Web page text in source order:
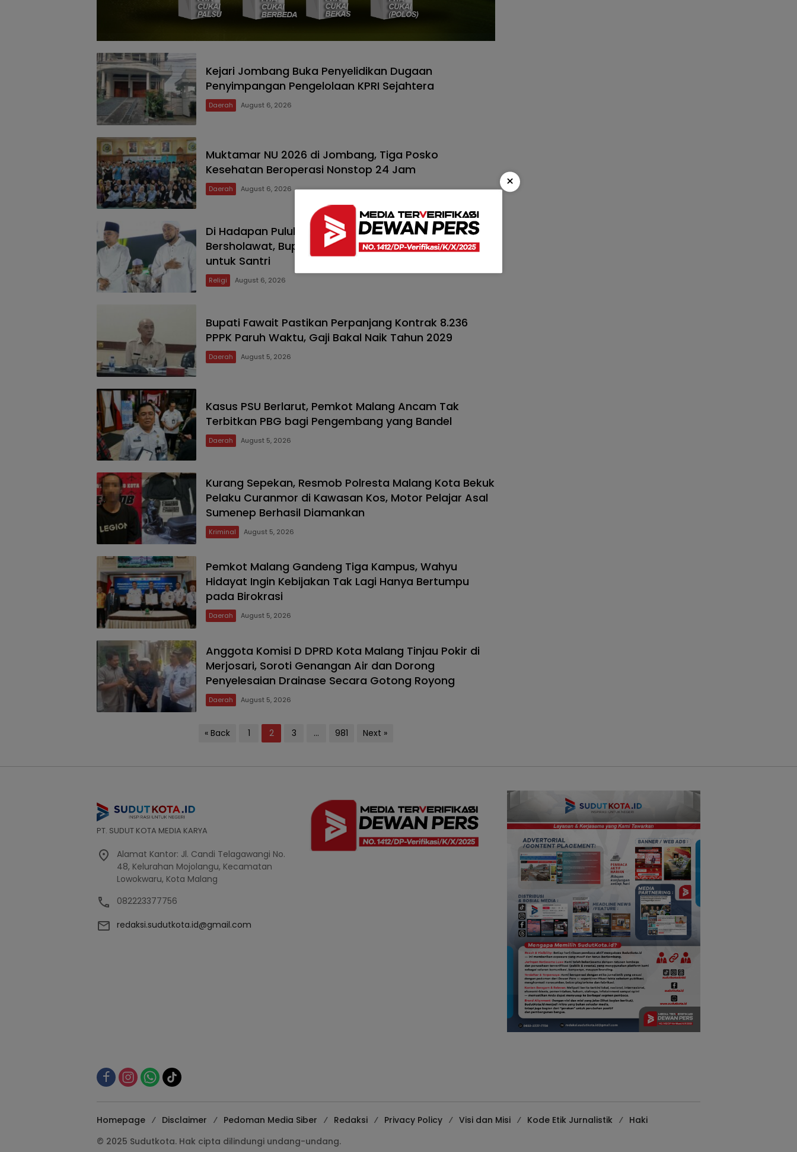
Kejari Jombang Buka Penyelidikan Dugaan
Penyimpangan Pengelolaan KPRI Sejahtera
Daerah August 6, 2026
Muktamar NU 2026 di Jombang, Tiga Posko
Kesehatan Beroperasi Nonstop 24 Jam
Daerah August 6, 2026
SUDUT
KOTA
Di Hadapan Puluhan Ribu Jamaah Jember
Bersholawat, Bupati Fawait Sosialisasikan Beasiswa
untuk Santri
Religi August 6, 2026
Bupati Fawait Pastikan Perpanjang Kontrak 8.236
PPPK Paruh Waktu, Gaji Bakal Naik Tahun 2029
Daerah August 5, 2026
Kasus PSU Berlarut, Pemkot Malang Ancam Tak
Terbitkan PBG bagi Pengembang yang Bandel
Daerah August 5, 2026
Kurang Sepekan, Resmob Polresta Malang Kota Bekuk
Pelaku Curanmor di Kawasan Kos, Motor Pelajar Asal
Sumenep Berhasil Diamankan
Kriminal August 5, 2026
Pemkot Malang Gandeng Tiga Kampus, Wahyu
Hidayat Ingin Kebijakan Tak Lagi Hanya Bertumpu
pada Birokrasi
Daerah August 5, 2026
Anggota Komisi D DPRD Kota Malang Tinjau Pokir di
Merjosari, Soroti Genangan Air dan Dorong
Penyelesaian Drainase Secara Gotong Royong
Daerah August 5, 2026
« Back 1 2 3 … 981 Next »
PT. SUDUT KOTA MEDIA KARYA
Alamat Kantor: Jl. Candi Telagawangi No.
48, Kelurahan Mojolangu, Kecamatan
Lowokwaru, Kota Malang
082223377756
redaksi.sudutkota.id@gmail.com
Homepage Disclaimer Pedoman Media Siber Redaksi Privacy Policy Visi dan Misi Kode Etik Jurnalistik
Haki
© 2025 Sudutkota. Hak cipta dilindungi undang-undang.
×